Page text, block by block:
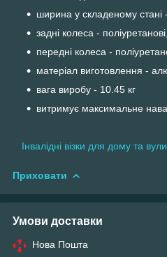
ширина у складеному стані
задні колеса -
передні колеса -
матеріал виготовлення -
вага виробу - 10.45 кг
витримує максимальне
Інвалідні візки для дому та
Приховати
Умови доставки
Нова Пошта